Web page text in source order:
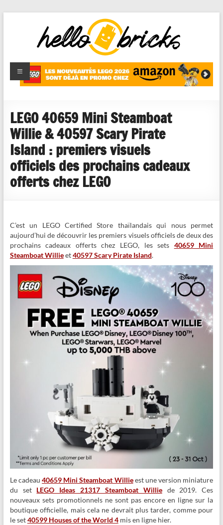
HelloBricks
Blog LEGO,
nouveaut�s
reviews
LEGO 40659 Mini Steamboat
Willie & 40597 Scary Pirate
Island : premiers visuels
officiels des prochains cadeaux
offerts chez LEGO
C’est un LEGO Certified Store thaïlandais qui nous permet
aujourd’hui de découvrir les premiers visuels officiels de deux des
prochains cadeaux offerts chez LEGO, les sets 40659 Mini
Steamboat Willieet40597 Scary Pirate Island.
Le cadeau40659 Mini Steamboat Willieest une version miniature
du set LEGO Ideas 21317 Steamboat Williede 2019. Ces
nouveaux sets promotionnels ne sont pas encore en ligne sur la
boutique officielle, mais cela ne devrait plus tarder, comme pour
le set40599 Houses of the World 4mis en ligne hier.